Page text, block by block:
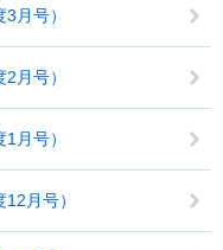
月号）
月号）
月号）
月号）